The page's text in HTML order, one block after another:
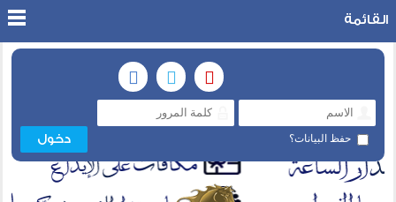
حفظ البيانات؟
القائمة